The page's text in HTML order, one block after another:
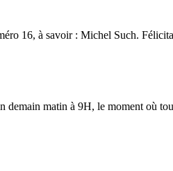
16, à savoir : Michel Such.
matin à 9H, le moment où